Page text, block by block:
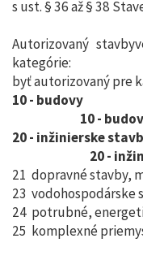
s ust. § 36 až § 38
Autorizovaný
kategórie:
byť autorizovaný pre
10 -
10 -
20 -
20 -
21 dopravné stavby,
23 vodohospodárske
24 potrubné,
25 komplexné